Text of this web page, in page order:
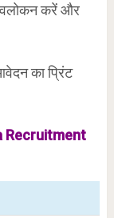
करें और
का प्रिंट
Recruitment